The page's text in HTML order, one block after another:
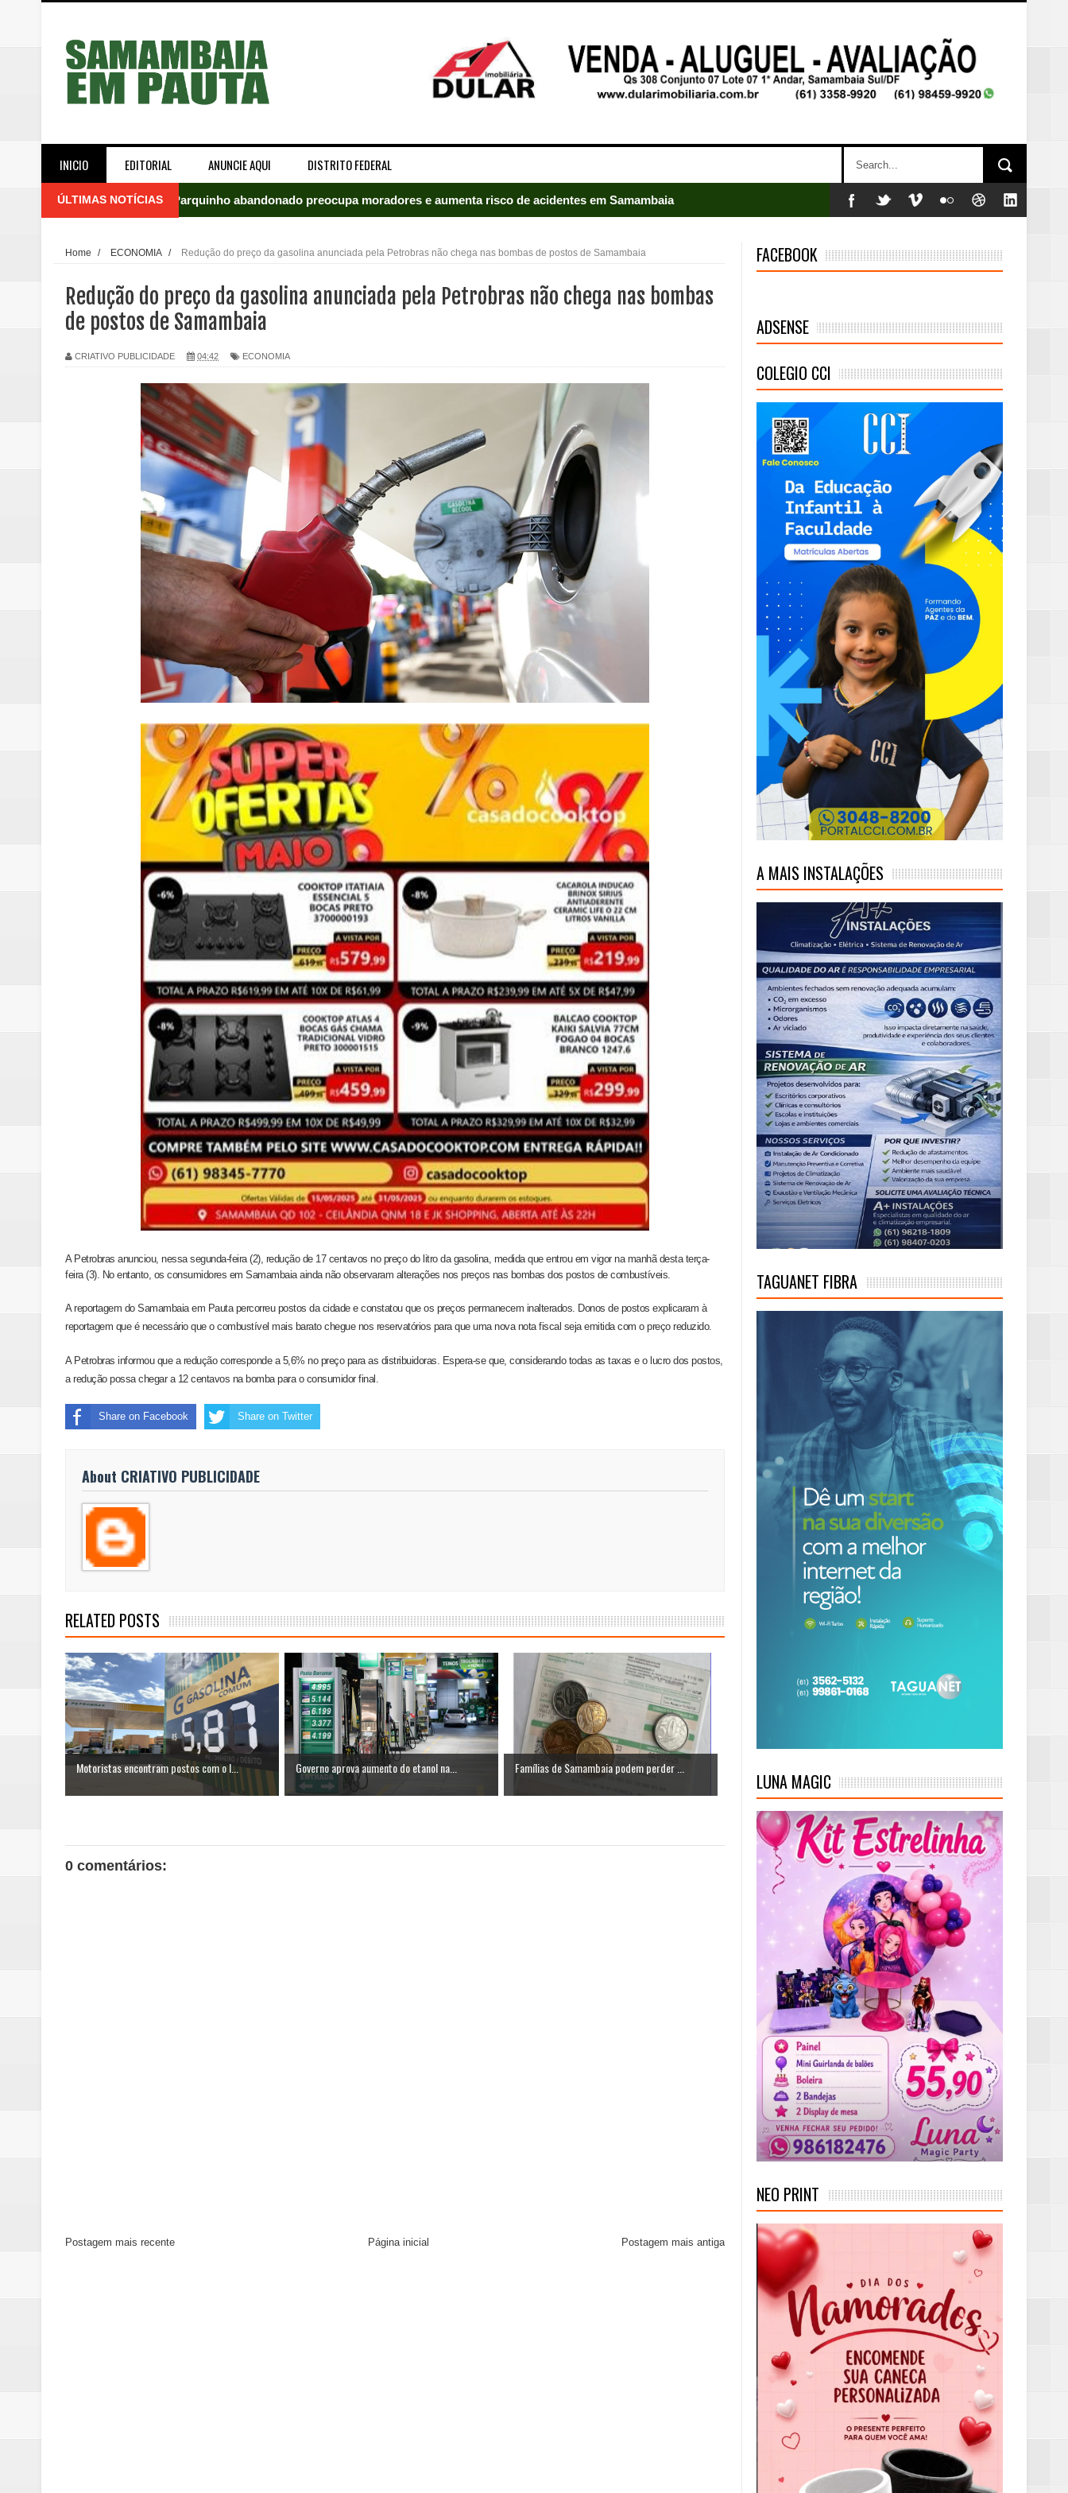
INICIO EDITORIAL ANUNCIE AQUI DISTRITO FEDERAL
ÚLTIMAS NOTÍCIAS Parquinho abandonado preocupa moradores e aumenta risco de acidentes em Samambaia
Incêndio atinge carro estacionado em Samambaia
Agência do Trabalhador de Samambaia oferece 806 vagas de emprego nesta quinta-feira
Nova mistura de 32% de etanol altera dinâmica dos postos e exige atenção de motoristas de Samambaia
Campanha para Transplante do Padre Lucas de Samambaia entra em mês decisivo com 72% da meta alcançada
Relatório apontou riscos no aterro sanitário de Samambaia meses antes de morte de trabalhador
Renata D'Aguiar intensifica ações sociais e cobrança por melhorias em Samambaia
Moradores encontram quase 50 escorpiões em boca de lobo em Samambaia
Homem é socorrido após ser vítima de agressão em Samambaia
Moradora de Samambaia tem prisão preventiva decretada pela Justiça
Claudeci Luart surge como uma nova força e esperança para os feirantes do DF
Samambaia inicia campanha para atualizar vacinação de crianças e adolescentes
Morador de Samambaia morre após sofrer mal súbito
PL e Flávio Bolsonaro oficializam candidatura de Hamilton Tatu por Samambaia, Recanto das Emas e Água Quente
Renata D´Aguiar destaca potencial da pecuária para fortalecer a economia do Distrito Federal
Unidos pelo Padre Lucas: Samambaia terá Noite de Adoração e arrecadação para transplante
Home / ECONOMIA / Redução do preço da gasolina anunciada pela Petrobras não chega nas bombas de postos de Samambaia
Redução do preço da gasolina anunciada pela Petrobras não chega nas bombas
de postos de Samambaia
CRIATIVO PUBLICIDADE 04:42 ECONOMIA
A Petrobras anunciou, nessa segunda-feira (2), redução de 17 centavos no preço do litro da gasolina, medida que entrou em vigor na manhã desta terça-
feira (3). No entanto, os consumidores em Samambaia ainda não observaram alterações nos preços nas bombas dos postos de combustíveis.
A reportagem do Samambaia em Pauta percorreu postos da cidade e constatou que os preços permanecem inalterados. Donos de postos explicaram à
reportagem que é necessário que o combustível mais barato chegue nos reservatórios para que uma nova nota fiscal seja emitida com o preço reduzido.
A Petrobras informou que a redução corresponde a 5,6% no preço para as distribuidoras. Espera-se que, considerando todas as taxas e o lucro dos postos,
a redução possa chegar a 12 centavos na bomba para o consumidor final.
Share on Facebook Share on Twitter
About CRIATIVO PUBLICIDADE
RELATED POSTS
Motoristas encontram postos com o l... Governo aprova aumento do etanol na... Famílias de Samambaia podem perder ...
0 comentários:
Postagem mais recente Postagem mais antiga
Página inicial
FACEBOOK
ADSENSE
COLEGIO CCI
A MAIS INSTALAÇÕES
TAGUANET FIBRA
LUNA MAGIC
NEO PRINT